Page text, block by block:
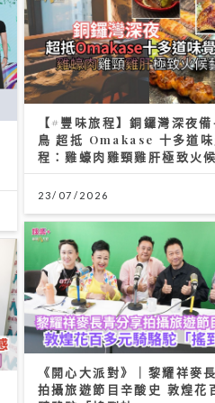
【#豐味旅程】銅鑼灣深夜
鳥 超抵 Omakase 十多道味
程：雞蠔肉雞頸雞肝極致火
23/07/2026
《開心大派對》｜黎耀祥麥
拍攝旅遊節目辛酸史 敦煌花